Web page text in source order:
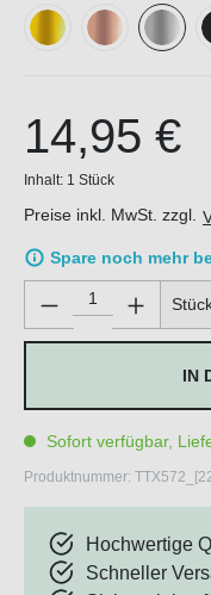
14,95 €
Inhalt: 1 Stück
Preise inkl. MwSt. zzgl.
Spare noch mehr
Produkt Anzahl: Gib
IN
Sofort verfügbar,
Produktnummer:
Hochwertige
Schneller